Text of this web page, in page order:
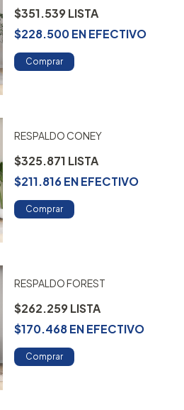
$351.539
$228.500ENEFECTIVO
Comprar
RESPALDO CONEY
$325.871
$211.816ENEFECTIVO
Comprar
RESPALDO FOREST
$262.259
$170.468ENEFECTIVO
Comprar